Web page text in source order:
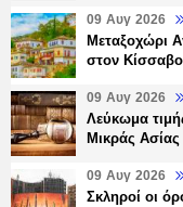
09 Αυγ 2026
Μεταξοχώρι
στον Κίσσαβο
09 Αυγ 2026
Λεύκωμα
Μικράς Ασίας
09 Αυγ 2026
Σκληροί οι